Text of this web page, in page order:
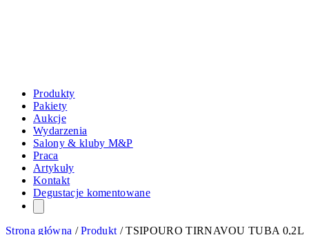
Produkty
Pakiety
Aukcje
Wydarzenia
Salony & kluby M&P
Praca
Artykuły
Kontakt
Degustacje komentowane
Strona główna /Produkt /TSIPOURO TIRNAVOU TUBA 0,2L